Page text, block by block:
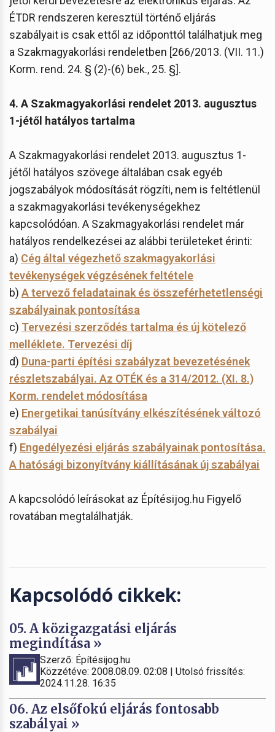
ÉTDR rendszeren keresztül történő eljárás
szabályait is csak ettől az időponttól találhatjuk meg
a Szakmagyakorlási rendeletben [266/2013. (VII. 11.)
Korm. rend. 24. § (2)-(6) bek., 25. §].
4. A Szakmagyakorlási rendelet 2013. augusztus
1-jétől hatályos tartalma
A Szakmagyakorlási rendelet 2013. augusztus 1-
jétől hatályos szövege általában csak egyéb
jogszabályok módosítását rögzíti, nem is feltétlenül
a szakmagyakorlási tevékenységekhez
kapcsolódóan. A Szakmagyakorlási rendelet már
hatályos rendelkezései az alábbi területeket érinti:
a) Cég által végezhető szakmagyakorlási
tevékenységek végzésének feltétele
b) A tervező feladatainak és összeférhetetlenségi
szabályainak pontosítása
c) Tervezési szerződés tartalma és új kötelező
melléklete. Tervezési díj
d) Duna-parti építési szabályzat bevezetésének
részletszabályai. Az OTÉK és a 314/2012. (XI. 8.)
Korm. rendelet módosítása
e) Energetikai tanúsítvány elkészítésének változó
szabályai
f) Engedélyezési eljárás szabályainak pontosítása.
A hatósági bizonyítvány kiállításának új szabályai
A kapcsolódó leírásokat az Építésijog.hu Figyelő
rovatában megtalálhatják.
Kapcsolódó cikkek:
05. A közigazgatási eljárás
megindítása »
Szerző: Építésijog.hu
Közzétéve: 2008.08.09. 02:08 | Utolsó frissítés:
2024.11.28. 16:35
06. Az elsőfokú eljárás fontosabb
szabályai »